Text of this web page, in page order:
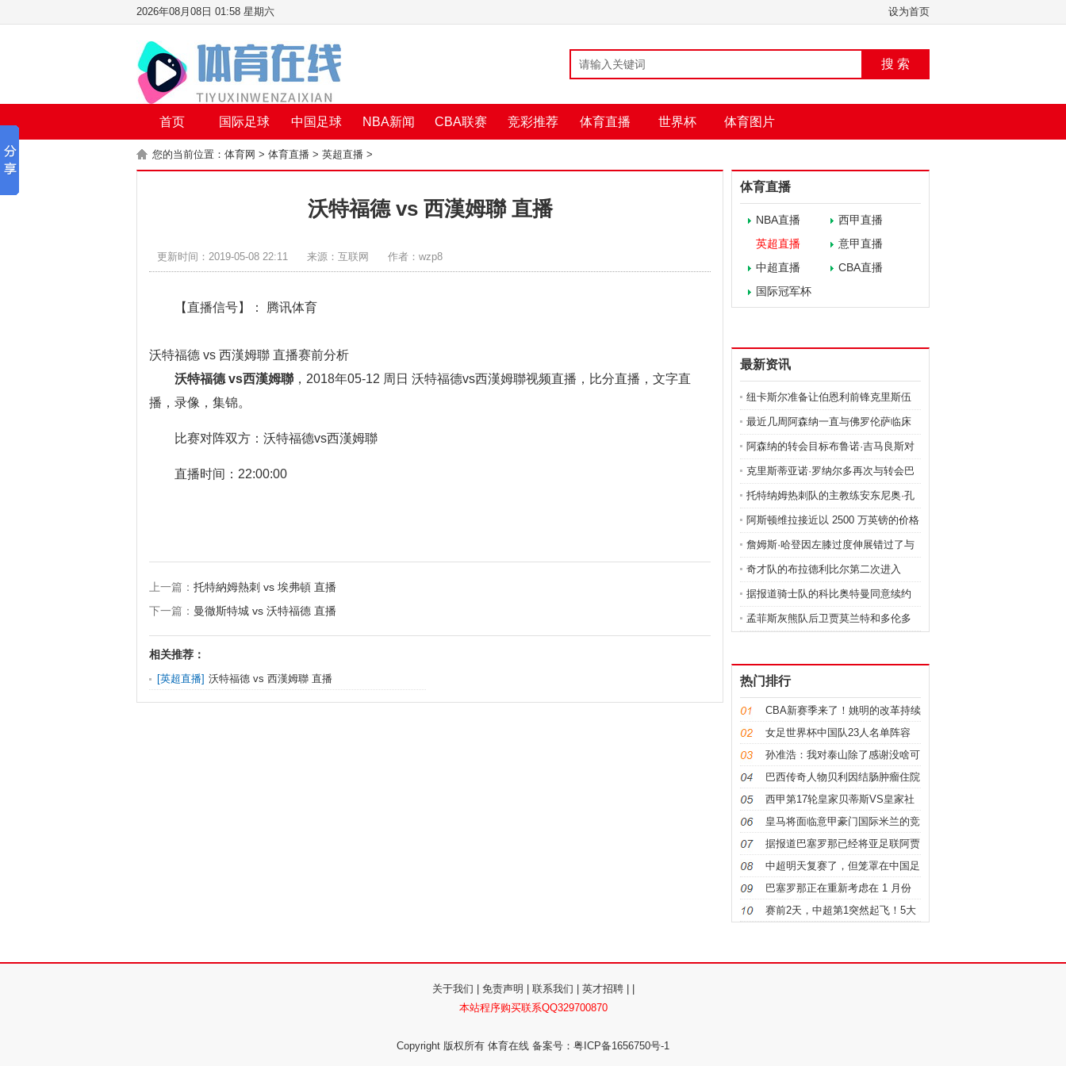
设为首页
2026年08月08日 01:58 星期六
搜 索
首页 国际足球 中国足球 NBA新闻 CBA联赛 竞彩推荐 体育直播 世界杯 体育图片
您的当前位置： 体育网 > 体育直播 > 英超直播 >
沃特福德 vs 西漢姆聯 直播
更新时间：2019-05-08 22:11 来源：互联网 作者：wzp8
【直播信号】： 腾讯体育
沃特福德 vs 西漢姆聯 直播赛前分析
沃特福德 vs西漢姆聯，2018年05-12 周日 沃特福德vs西漢姆聯视频直播，比分直播，文字直
播，录像，集锦。
比赛对阵双方：沃特福德vs西漢姆聯
直播时间：22:00:00
上一篇： 托特納姆熱刺 vs 埃弗頓 直播
下一篇： 曼徹斯特城 vs 沃特福德 直播
相关推荐：
[英超直播] 沃特福德 vs 西漢姆聯 直播
体育直播
NBA直播
西甲直播
英超直播
意甲直播
中超直播
CBA直播
国际冠军杯
最新资讯
纽卡斯尔准备让伯恩利前锋克里斯伍
德成为他们一月份的第二个签约球员
最近几周阿森纳一直与佛罗伦萨临床
前锋杜桑·弗拉霍维奇的转会联系在一
起
阿森纳的转会目标布鲁诺·吉马良斯对
从里昂转会的可能性发表了自己的看
法
克里斯蒂亚诺·罗纳尔多再次与转会巴
黎圣日耳曼联系在一起
托特纳姆热刺队的主教练安东尼奥·孔
蒂想要做出一些改变来加强他的阵容
阿斯顿维拉接近以 2500 万英镑的价格
收购埃弗顿边后卫卢卡斯迪涅
詹姆斯·哈登因左膝过度伸展错过了与
开拓者队的比赛
奇才队的布拉德利比尔第二次进入
NBA 的健康和安全协议
据报道骑士队的科比奥特曼同意续约
至 2027-28 赛季
孟菲斯灰熊队后卫贾莫兰特和多伦多
周最佳球员
热门排行
CBA新赛季来了！姚明的改革持续
推进他也期待回归主客场 零点idc
论坛 堕落之后书包网
女足世界杯中国队23人名单阵容
+号码
孙准浩：我对泰山除了感谢没啥可
说的了，郭田雨有全亚洲最好的身
体
巴西传奇人物贝利因结肠肿瘤住院
接受治疗
西甲第17轮皇家贝蒂斯VS皇家社
会
皇马将面临意甲豪门国际米兰的竞
争克罗地亚中场洛夫罗·马杰尔
据报道巴塞罗那已经将亚足联阿贾
克斯前锋塞巴斯蒂安·哈勒确定为
转会目标
中超明天复赛了，但笼罩在中国足
球的阴云，没有散去
巴塞罗那正在重新考虑在 1 月份
签下 23 岁的巴西前锋亚瑟·卡布拉
赛前2天，中超第1突然起飞！5大
关于我们 免责声明 联系我们 英才招聘| |
本站程序购买联系QQ329700870
Copyright 版权所有 体育在线 备案号：粤ICP备1656750号-1